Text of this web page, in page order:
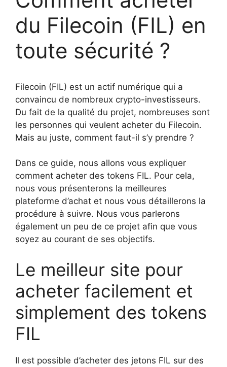
du Filecoin (FIL) en
toute sécurité ?
Filecoin (FIL) est un actif numérique qui a
convaincu de nombreux crypto-investisseurs.
Du fait de la qualité du projet, nombreuses sont
les personnes qui veulent acheter du Filecoin.
Mais au juste, comment faut-il s’y prendre ?
Dans ce guide, nous allons vous expliquer
comment acheter des tokens FIL. Pour cela,
nous vous présenterons la meilleures
plateforme d’achat et nous vous détaillerons la
procédure à suivre. Nous vous parlerons
également un peu de ce projet afin que vous
soyez au courant de ses objectifs.
Le meilleur site pour
acheter facilement et
simplement des tokens
FIL
Il est possible d’acheter des jetons FIL sur des